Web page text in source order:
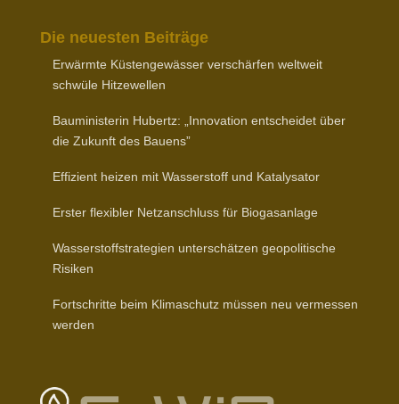
Die neuesten Beiträge
Erwärmte Küsten­ge­wässer verschärfen weltweit
schwüle Hitzewellen
Baumi­nis­terin Hubertz: „Inno­vation entscheidet über
die Zukunft des Bauens”
Effizient heizen mit Wasser­stoff und Katalysator
Erster flexibler Netz­an­schluss für Biogasanlage
Wasser­stoff­stra­tegien unter­schätzen geopo­li­tische
Risiken
Fort­schritte beim Klima­schutz müssen neu vermessen
werden